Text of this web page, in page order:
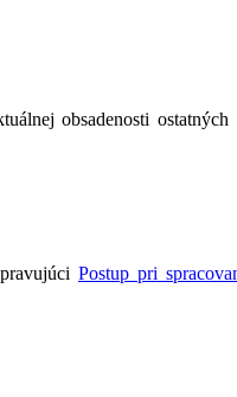
obsadenosti
Postup pri